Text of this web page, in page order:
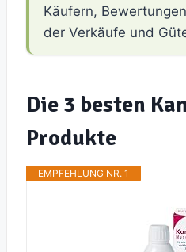
Käufern,
der Verkäufe und
Die 3 besten
Produkte
EMPFEHLUNG NR. 1